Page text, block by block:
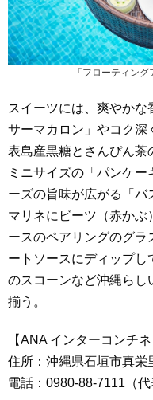
「フローティン
スイーツには、爽やか
サーマカロン」やコク深
表島産黒糖とさんぴん茶
ミニサイズの「パンケ
ーズの旨味が広がる「
マリネにビーツ（赤かぶ
ースのペアリングのグラ
ートソースにディップし
のスコーンなど沖縄らし
揃う。
【ANA インターコンチ
住所：沖縄県石垣市真栄
電話：0980-88-7111（代